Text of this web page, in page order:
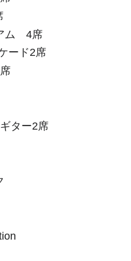
ム 4席
ード2席
ター2席